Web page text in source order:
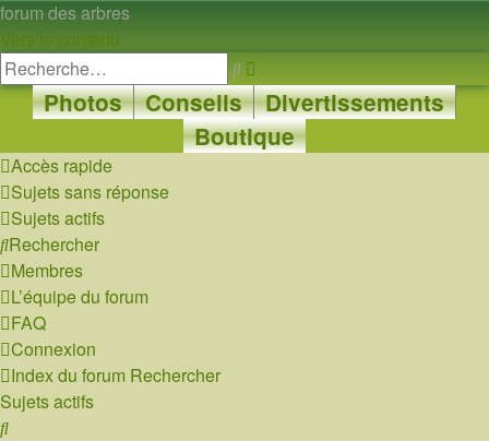
forum des arbres
Vers le contenu
Rechercher
avancée
Photos Conseils
Divertissements
Boutique
Accès rapide
Sujets sans réponse
Sujets actifs
Rechercher
Membres
L’équipe du forum
FAQ
Connexion
Index du forum Rechercher
Sujets actifs
Rechercher